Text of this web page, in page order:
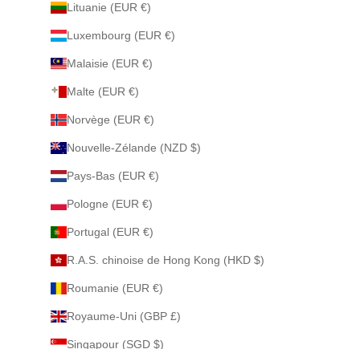
Lituanie (EUR €)
Luxembourg (EUR €)
Malaisie (EUR €)
Malte (EUR €)
Norvège (EUR €)
Nouvelle-Zélande (NZD $)
Pays-Bas (EUR €)
Pologne (EUR €)
Portugal (EUR €)
R.A.S. chinoise de Hong Kong (HKD $)
Roumanie (EUR €)
Royaume-Uni (GBP £)
Singapour (SGD $)